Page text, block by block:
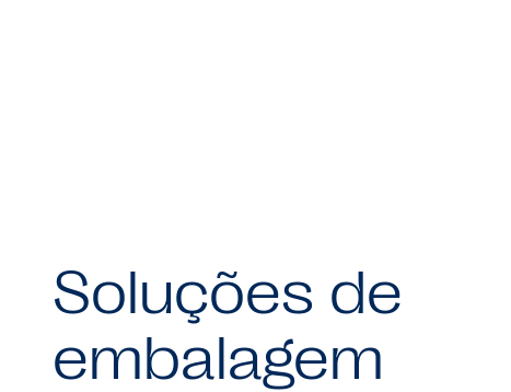
Soluções de
embalagem